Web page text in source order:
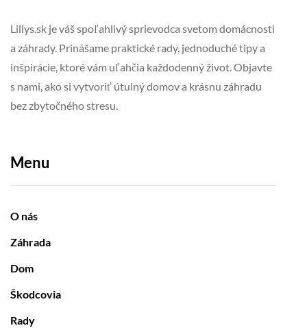
Lillys.sk je váš spoľahlivý sprievodca svetom domácnosti
a záhrady. Prinášame praktické rady, jednoduché tipy a
inšpirácie, ktoré vám uľahčia každodenný život. Objavte
s nami, ako si vytvoriť útulný domov a krásnu záhradu
bez zbytočného stresu.
Menu
O nás
Záhrada
Dom
Škodcovia
Rady